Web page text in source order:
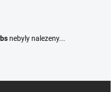
nebyly nalezeny...